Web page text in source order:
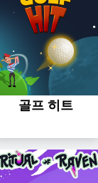
골프 히트